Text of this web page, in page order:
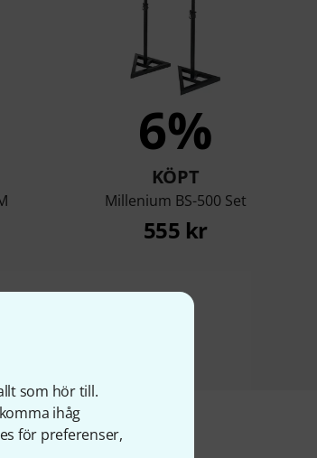
som hör till.
ihåg
för preferenser,
6%
KÖPT
Millenium BS-500 Set
555 kr